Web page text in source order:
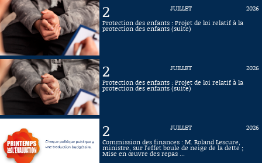
2 JUILLET
2026
Protection des enfants : Projet de loi relatif à la
protection des enfants (suite)
2 JUILLET
2026
Protection des enfants : Projet de loi relatif à la
protection des enfants (suite)
2 JUILLET
2026
Commission des finances : M. Roland Lescure,
ministre, sur l'effet boule de neige de la dette ;
Mise en œuvre des repas ...